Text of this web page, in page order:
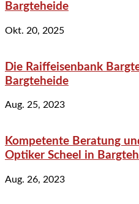
Bargteheide
Okt. 20, 2025
Die Raiffeisenbank
Bargteheide
Aug. 25, 2023
Kompetente Beratung
Optiker Scheel in
Aug. 26, 2023